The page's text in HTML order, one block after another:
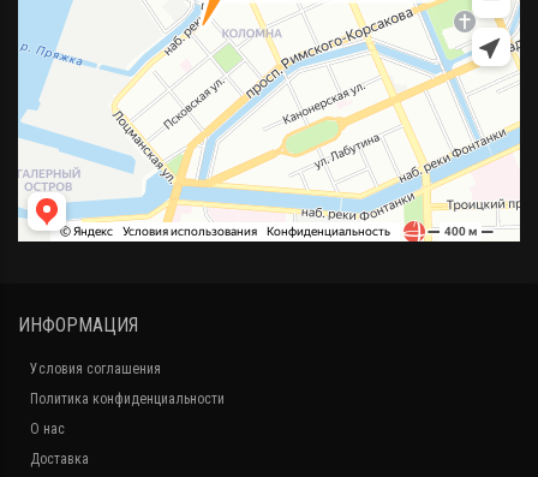
ИНФОРМАЦИЯ
Условия соглашения
Политика конфиденциальности
О нас
Доставка